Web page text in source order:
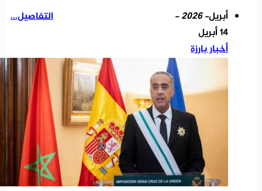
التفاصيل...
أبريل- 2026 -
14 أبريل
أخبار بارزة